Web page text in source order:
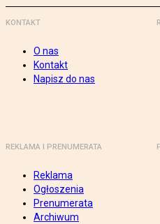
KONTAKT
O nas
Kontakt
Napisz do nas
REKLAMA I PRENUMERATA
Reklama
Ogłoszenia
Prenumerata
Archiwum